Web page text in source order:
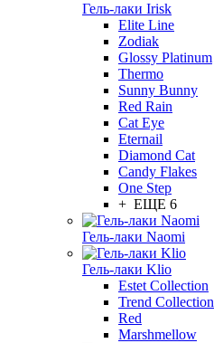
Гель-лаки Irisk
Elite Line
Zodiak
Glossy Platinum
Thermo
Sunny Bunny
Red Rain
Cat Eye
Eternail
Diamond Cat
Candy Flakes
One Step
+ ЕЩЕ 6
Гель-лаки Naomi
Гель-лаки Klio
Estet Collection
Trend Collection
Red
Marshmellow